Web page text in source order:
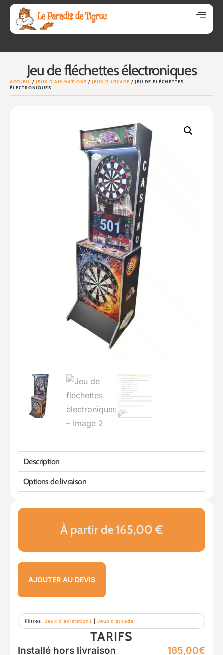
Jeu de fléchettes électroniques
ACCUEIL / JEUX D'ANIMATIONS / JEUX D'ARCADE / JEU DE FLÉCHETTES
ÉLECTRONIQUES
À partir de 165,00 €
AJOUTER AU DEVIS
Filtres: Jeux d’animations Jeux d’arcade
TARIFS
Installé hors livraison 165,00€
Description
Options de livraison